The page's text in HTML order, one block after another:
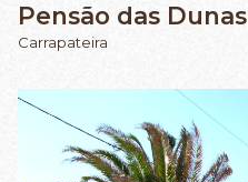
Pensão das Dunas
Carrapateira